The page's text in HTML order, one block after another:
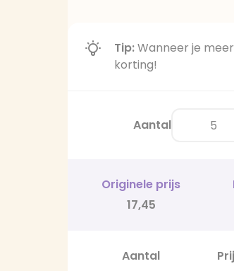
Tip:Wanneer je
korting!
Aantal
Originele prijs
17,45
Aantal